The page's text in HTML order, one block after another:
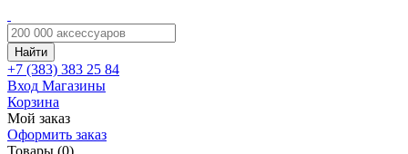
Найти
+7 (383) 383 25 84
Вход Магазины
Корзина
Мой заказ
Оформить заказ
Товары (0)